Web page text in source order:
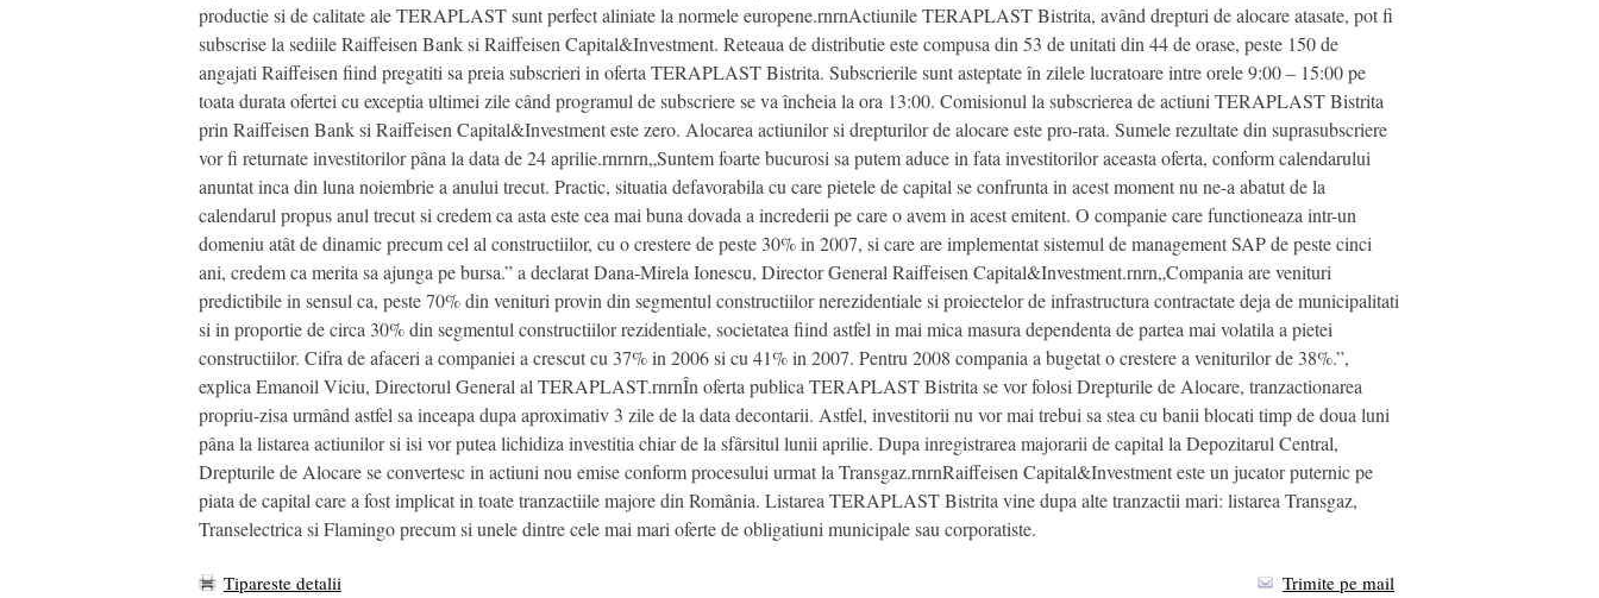
productie si de calitate ale TERAPLAST sunt perfect aliniate la normele europene.rnrnActiunile TERAPLAST Bistrita, având drepturi de alocare atasate, pot fi
subscrise la sediile Raiffeisen Bank si Raiffeisen Capital&Investment. Reteaua de distributie este compusa din 53 de unitati din 44 de orase, peste 150 de
angajati Raiffeisen fiind pregatiti sa preia subscrieri in oferta TERAPLAST Bistrita. Subscrierile sunt asteptate în zilele lucratoare intre orele 9:00 – 15:00 pe
toata durata ofertei cu exceptia ultimei zile când programul de subscriere se va încheia la ora 13:00. Comisionul la subscrierea de actiuni TERAPLAST Bistrita
prin Raiffeisen Bank si Raiffeisen Capital&Investment este zero. Alocarea actiunilor si drepturilor de alocare este pro-rata. Sumele rezultate din suprasubscriere
vor fi returnate investitorilor pâna la data de 24 aprilie.rnrnrn„Suntem foarte bucurosi sa putem aduce in fata investitorilor aceasta oferta, conform calendarului
anuntat inca din luna noiembrie a anului trecut. Practic, situatia defavorabila cu care pietele de capital se confrunta in acest moment nu ne-a abatut de la
calendarul propus anul trecut si credem ca asta este cea mai buna dovada a increderii pe care o avem in acest emitent. O companie care functioneaza intr-un
domeniu atât de dinamic precum cel al constructiilor, cu o crestere de peste 30% in 2007, si care are implementat sistemul de management SAP de peste cinci
ani, credem ca merita sa ajunga pe bursa.” a declarat Dana-Mirela Ionescu, Director General Raiffeisen Capital&Investment.rnrn„Compania are venituri
predictibile in sensul ca, peste 70% din venituri provin din segmentul constructiilor nerezidentiale si proiectelor de infrastructura contractate deja de municipalitati
si in proportie de circa 30% din segmentul constructiilor rezidentiale, societatea fiind astfel in mai mica masura dependenta de partea mai volatila a pietei
constructiilor. Cifra de afaceri a companiei a crescut cu 37% in 2006 si cu 41% in 2007. Pentru 2008 compania a bugetat o crestere a veniturilor de 38%.”,
explica Emanoil Viciu, Directorul General al TERAPLAST.rnrnÎn oferta publica TERAPLAST Bistrita se vor folosi Drepturile de Alocare, tranzactionarea
propriu-zisa urmând astfel sa inceapa dupa aproximativ 3 zile de la data decontarii. Astfel, investitorii nu vor mai trebui sa stea cu banii blocati timp de doua luni
pâna la listarea actiunilor si isi vor putea lichidiza investitia chiar de la sfârsitul lunii aprilie. Dupa inregistrarea majorarii de capital la Depozitarul Central,
Drepturile de Alocare se convertesc in actiuni nou emise conform procesului urmat la Transgaz.rnrnRaiffeisen Capital&Investment este un jucator puternic pe
piata de capital care a fost implicat in toate tranzactiile majore din România. Listarea TERAPLAST Bistrita vine dupa alte tranzactii mari: listarea Transgaz,
Transelectrica si Flamingo precum si unele dintre cele mai mari oferte de obligatiuni municipale sau corporatiste.
Tipareste detalii
Trimite pe mail